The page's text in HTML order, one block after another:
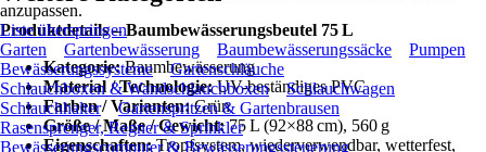
anzupassen.
Produktdetails – Baumbewässerungsbeutel 75 L
Kategorie:Baumbewässerung
Material / Technologie:UV-beständiges PVC
Farben / Varianten:Grün
Größe / Maße / Gewicht:75 L (92×88 cm), 560 g
Eigenschaften:Tropfsystem, wiederverwendbar, wetterfest,
Liste überspringen
Garten
Gartenbewässerung Baumbewässerungssäcke
Pumpen
Bewässerungssysteme
Gartenschläuche
Schlauchboxen & Wandschlauchboxen
Schlauchwagen
Schlauchhalter
Gartenspritzen & Gartenbrausen
Rasensprenger, Regner & Sprinkler
Bewässerungscomputer & Bewässerungssteuerung